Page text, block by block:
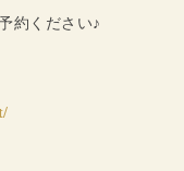
約ください♪